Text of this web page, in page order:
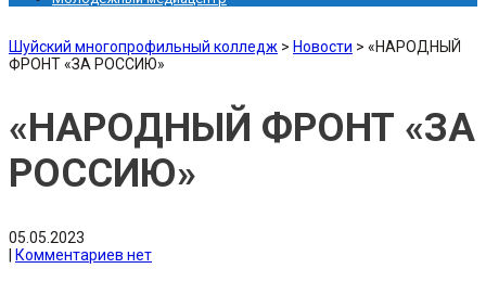
Шуйский многопрофильный колледж > Новости > «НАРОДНЫЙ
ФРОНТ «ЗА РОССИЮ»
«НАРОДНЫЙ ФРОНТ «ЗА
РОССИЮ»
05.05.2023
Комментариев нет